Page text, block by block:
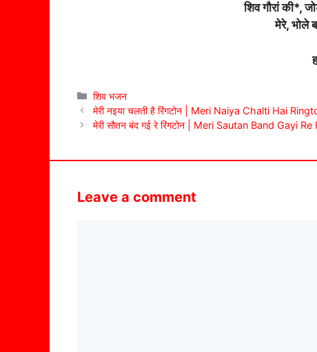
शिव गौरां की*,
मेरे, भोले
Categories
शिव भजन
मेरी नइया चलती है रिंगटोन | Meri Naiya Chalti Hai
मेरी सौतन बंद गई रे रिंगटोन | Meri Sautan Band Gayi
Leave a comment